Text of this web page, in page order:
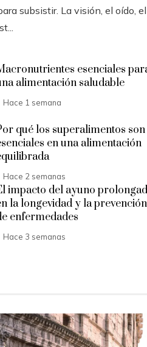
subsistir. La visión, el oído, el
esenciales
alimentación saludable
Hace 1 semana
qué los superalimentos son
en una alimentación
Hace 2 semanas
impacto del ayuno
la longevidad y la prevención
enfermedades
Hace 3 semanas